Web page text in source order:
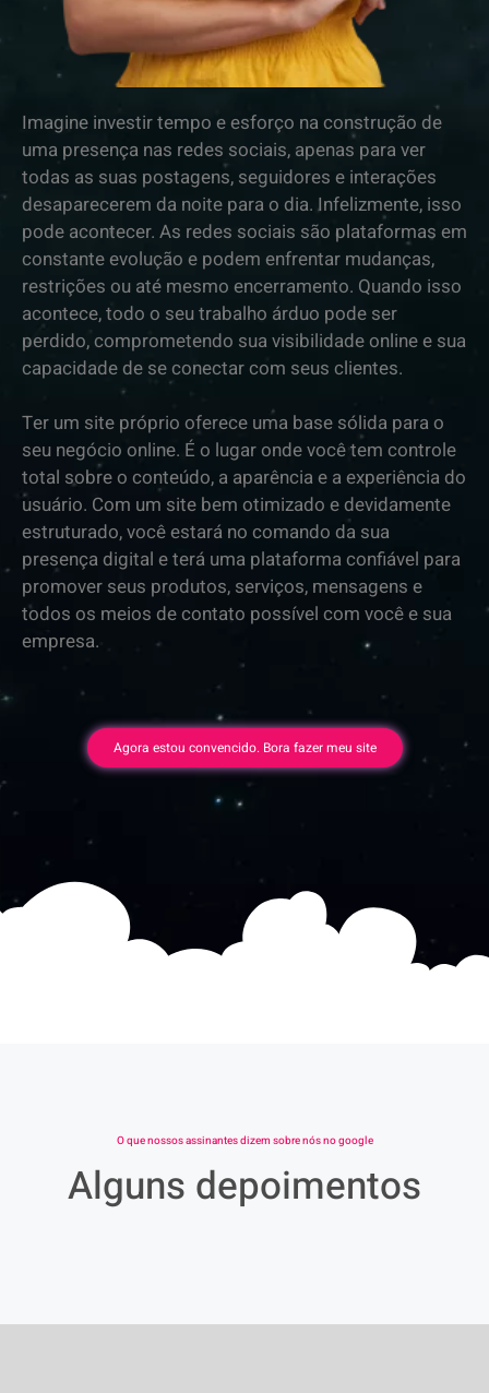
Imagine investir tempo e esforço na construção de
uma presença nas redes sociais, apenas para ver
todas as suas postagens, seguidores e interações
desaparecerem da noite para o dia. Infelizmente, isso
pode acontecer. As redes sociais são plataformas em
constante evolução e podem enfrentar mudanças,
restrições ou até mesmo encerramento. Quando isso
acontece, todo o seu trabalho árduo pode ser
perdido, comprometendo sua visibilidade online e sua
capacidade de se conectar com seus clientes.
Ter um site próprio oferece uma base sólida para o
seu negócio online. É o lugar onde você tem controle
total sobre o conteúdo, a aparência e a experiência do
usuário. Com um site bem otimizado e devidamente
estruturado, você estará no comando da sua
presença digital e terá uma plataforma confiável para
promover seus produtos, serviços, mensagens e
todos os meios de contato possível com você e sua
empresa.
Agora estou convencido. Bora fazer meu site
O que nossos assinantes dizem sobre nós no google
Alguns depoimentos